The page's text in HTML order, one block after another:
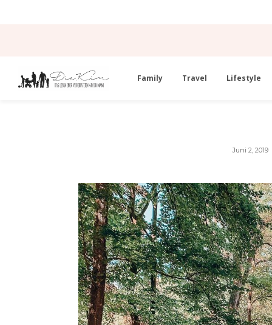
Family Travel Lifestyle
Juni 2, 2019